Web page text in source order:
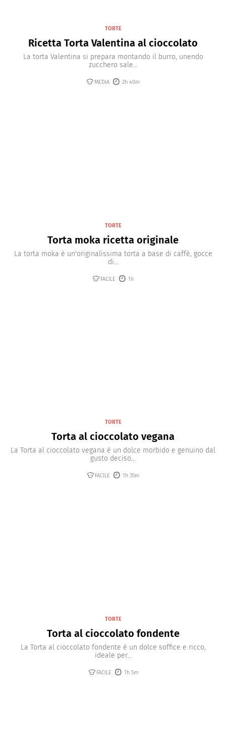
TORTE
Ricetta Torta Valentina al cioccolato
La torta Valentina si prepara montando il burro, unendo
zucchero sale...
MEDIA 2h 40m
TORTE
Torta moka ricetta originale
La torta moka è un'originalissima torta a base di caffè, gocce
di...
FACILE 1h
TORTE
Torta al cioccolato vegana
La Torta al cioccolato vegana è un dolce morbido e genuino dal
gusto deciso...
FACILE 1h 35m
TORTE
Torta al cioccolato fondente
La Torta al cioccolato fondente è un dolce soffice e ricco,
ideale per...
FACILE 1h 5m